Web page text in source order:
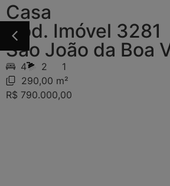
Casa
Cód. Imóvel 3281
São João da Boa
4 2
1
290,00 m²
R$ 790.000,00